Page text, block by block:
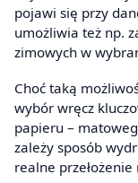
pojawi się przy
umożliwia też np.
zimowych w
Choć taką
wybór wręcz
papieru –
zależy sposób
realne